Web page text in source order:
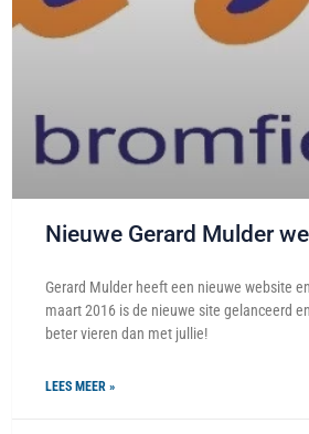
Nieuwe Gerard Mulder
Gerard Mulder heeft een nieuwe website
maart 2016 is de nieuwe site gelanceerd
beter vieren dan met jullie!
LEES MEER »